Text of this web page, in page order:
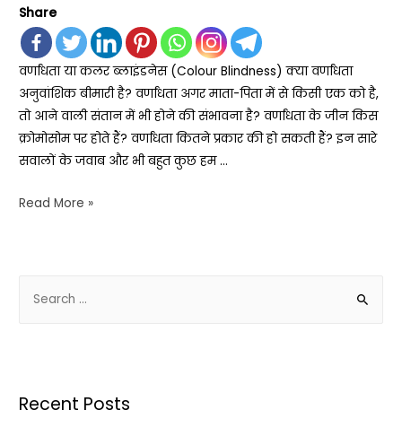
Share
वर्णांधता या कलर ब्लाइंडनेस (Colour Blindness) क्या वर्णांधता
अनुवांशिक बीमारी है? वर्णांधता अगर माता-पिता में से किसी एक को है,
तो आने वाली संतान में भी होने की संभावना है? वर्णांधता के जीन किस
क्रोमोसोम पर होते हैं? वर्णांधता कितने प्रकार की हो सकती हैं? इन सारे
सवालों के जवाब और भी बहुत कुछ हम …
Read More »
Recent Posts